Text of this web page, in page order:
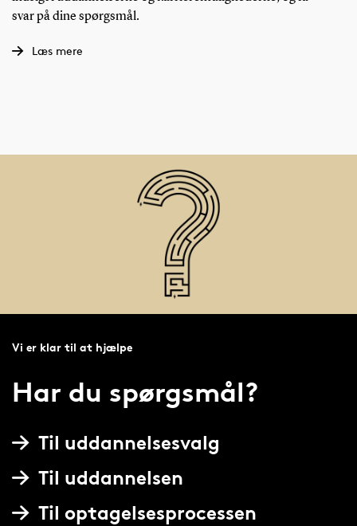
svar på dine spørgsmål.
Læs mere
Vi er klar til at hjælpe
Har du spørgsmål?
Til uddannelsesvalg
Til uddannelsen
Til optagelsesprocessen